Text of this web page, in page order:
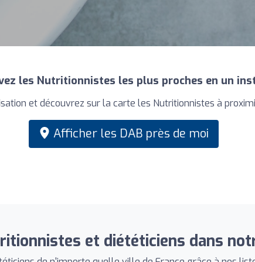
les Nutritionnistes les plus proches en un
et découvrez sur la carte les Nutritionnistes à
Afficher les DAB près de moi
et diététiciens dans